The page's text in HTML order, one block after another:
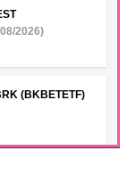
2026)
(BKBETETF)